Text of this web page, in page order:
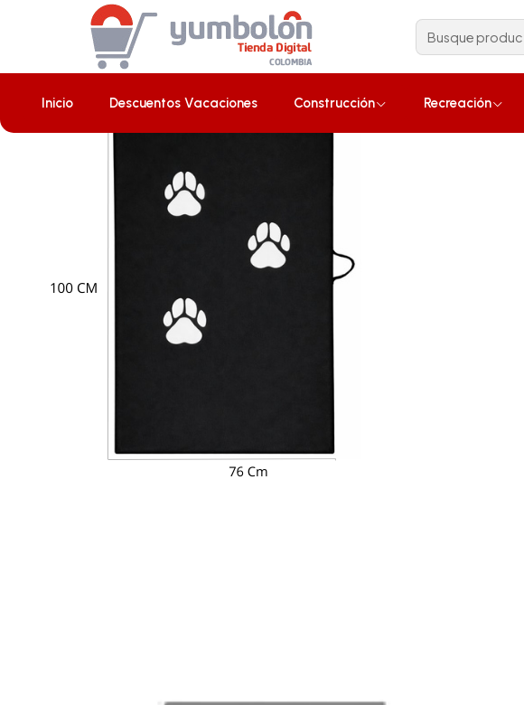
Inicio Descuentos Vacaciones Construcción Recreación
Mascotas Colchoneta Para Mascota Grande Negra 100cm x 76cm x 5cm